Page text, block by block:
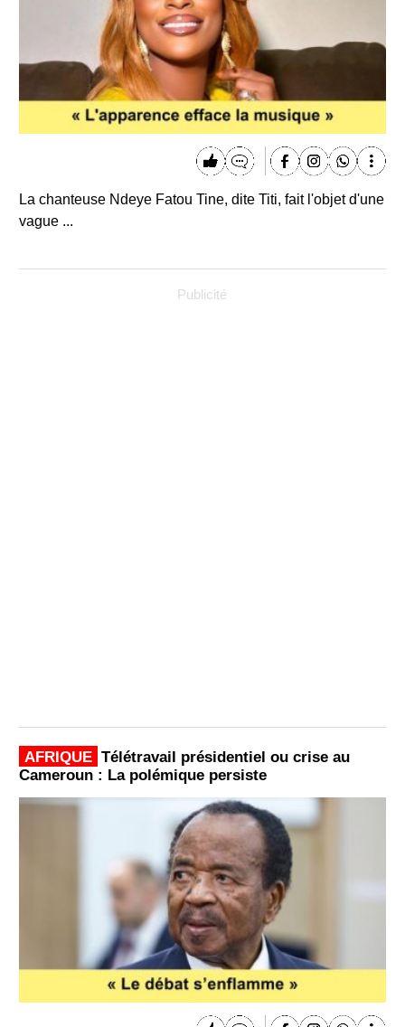
La chanteuse Ndeye Fatou Tine, dite Titi, fait l'objet d'une
vague ...
Publicité
AFRIQUE Télétravail présidentiel ou crise au
Cameroun : La polémique persiste